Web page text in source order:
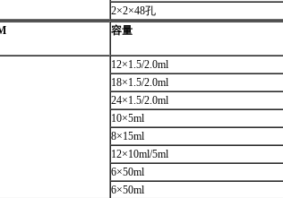
2×2×48孔
容量
12×1.5/2.0ml
18×1.5/2.0ml
24×1.5/2.0ml
10×5ml
8×15ml
12×10ml/5ml
6×50ml
6×50ml